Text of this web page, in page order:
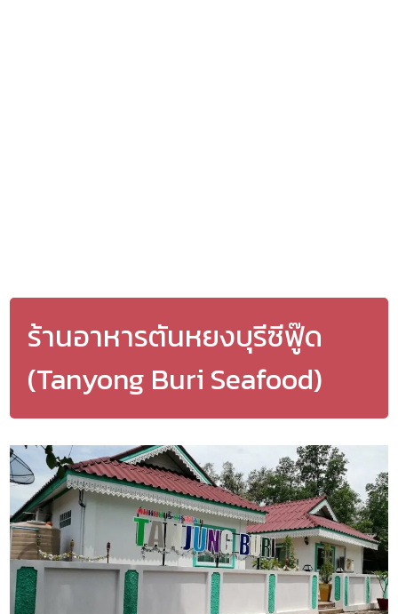
ร้านอาหารตันหยงบุรีซีฟู๊ด
(Tanyong Buri Seafood)